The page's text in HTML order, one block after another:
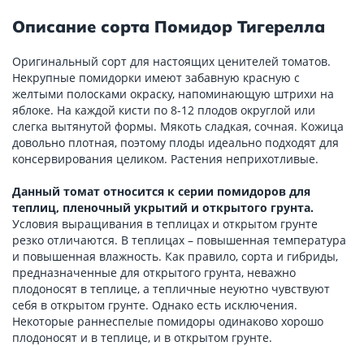
Описание сорта Помидор Тигерелла
Оригинальный сорт для настоящих ценителей томатов.
Некрупные помидорки имеют забавную красную с
желтыми полосками окраску, напоминающую штрихи на
яблоке. На каждой кисти по 8-12 плодов округлой или
слегка вытянутой формы. Мякоть сладкая, сочная. Кожица
довольно плотная, поэтому плоды идеально подходят для
консервирования целиком. Растения неприхотливые.
Данный томат относится к серии помидоров для
теплиц, пленочный укрытий и открытого грунта.
Условия выращивания в теплицах и открытом грунте
резко отличаются. В теплицах – повышенная температура
и повышенная влажность. Как правило, сорта и гибриды,
предназначенные для открытого грунта, неважно
плодоносят в теплице, а тепличные неуютно чувствуют
себя в открытом грунте. Однако есть исключения.
Некоторые раннеспелые помидоры одинаково хорошо
плодоносят и в теплице, и в открытом грунте.